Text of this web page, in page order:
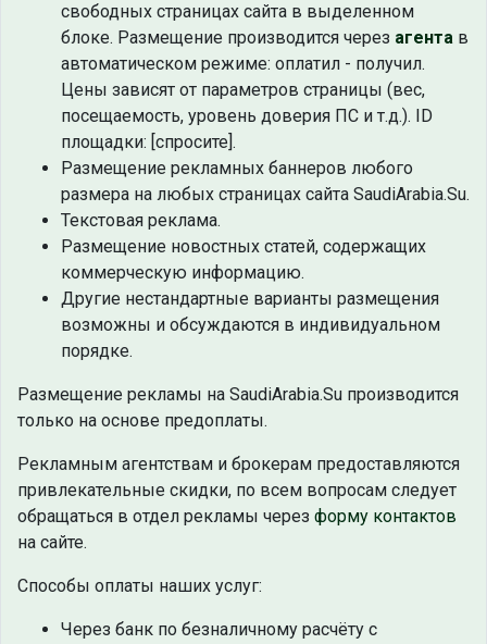
свободных страницах сайта в выделенном
блоке. Размещение производится через агента в
автоматическом режиме: оплатил - получил.
Цены зависят от параметров страницы (вес,
посещаемость, уровень доверия ПС и т.д.). ID
площадки: [спросите].
Размещение рекламных баннеров любого
размера на любых страницах сайта SaudiArabia.Su.
Текстовая реклама.
Размещение новостных статей, содержащих
коммерческую информацию.
Другие нестандартные варианты размещения
возможны и обсуждаются в индивидуальном
порядке.
Размещение рекламы на SaudiArabia.Su производится
только на основе предоплаты.
Рекламным агентствам и брокерам предоставляются
привлекательные скидки, по всем вопросам следует
обращаться в отдел рекламы через форму контактов
на сайте.
Способы оплаты наших услуг:
Через банк по безналичному расчёту с